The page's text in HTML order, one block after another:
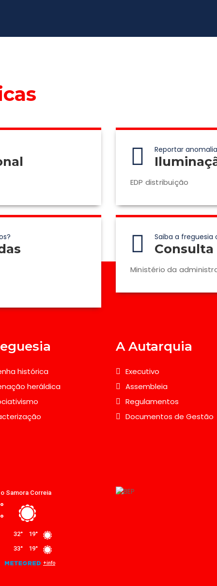
Reportar
EDP distribuição
Saiba a
Ministério da
histórica
heráldica
A Autarquia
Executivo
Assembleia
Regulamentos
Documentos de Gestão